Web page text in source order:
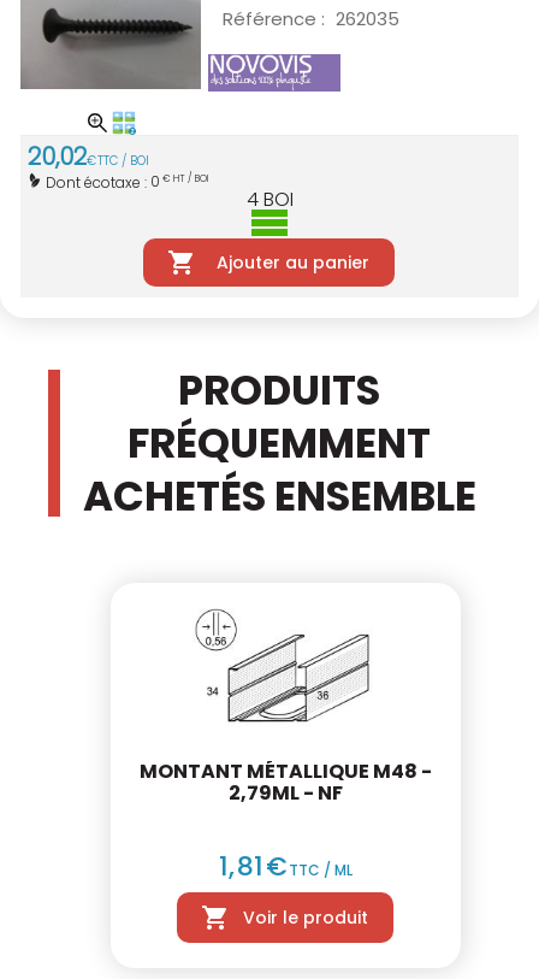
Référence : 262035
20,02€TTC / BOI
Dont écotaxe : 0 € HT / BOI
4BOI
Ajouter au panier
PRODUITS
FRÉQUEMMENT
ACHETÉS ENSEMBLE
MONTANT MÉTALLIQUE M48 -
2,79ML - NF
1,81€TTC / ML
Voir le produit